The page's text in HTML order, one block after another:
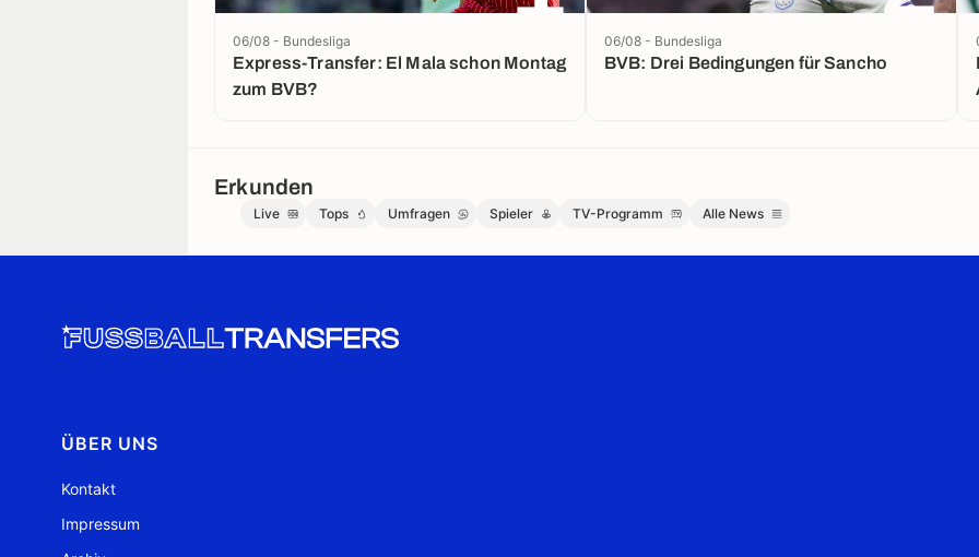
Express-Transfer: El Mala schon Montag
zum BVB?
06/08 - Bundesliga
BVB: Drei Bedingungen für Sancho
06/08 - Bundesliga
Erkunden
Live Tops Umfragen Spieler TV-Programm Alle News
ÜBER UNS
Kontakt
Impressum